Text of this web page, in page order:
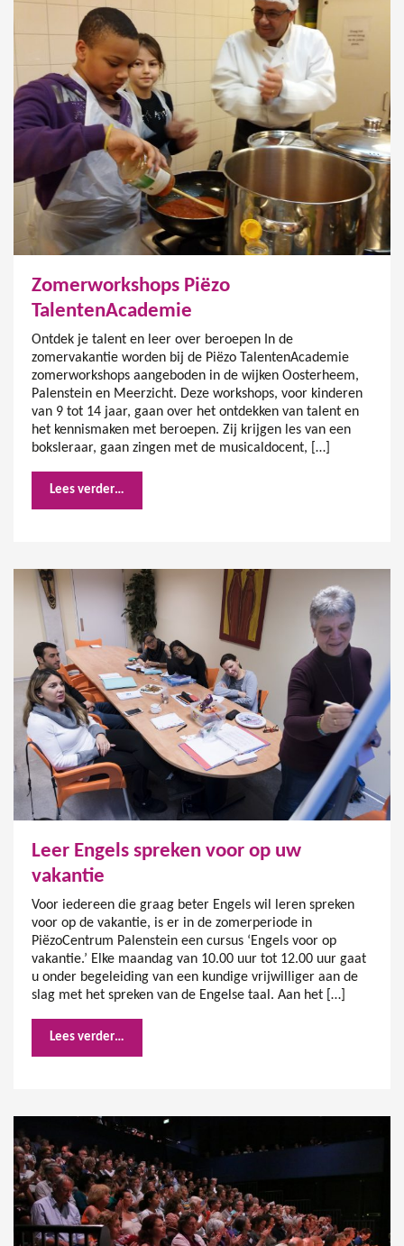
Zomerworkshops Piëzo
TalentenAcademie
Ontdek je talent en leer over beroepen In de
zomervakantie worden bij de Piëzo TalentenAcademie
zomerworkshops aangeboden in de wijken Oosterheem,
Palenstein en Meerzicht. Deze workshops, voor kinderen
van 9 tot 14 jaar, gaan over het ontdekken van talent en
het kennismaken met beroepen. Zij krijgen les van een
boksleraar, gaan zingen met de musicaldocent, […]
Lees verder…
Leer Engels spreken voor op uw
vakantie
Voor iedereen die graag beter Engels wil leren spreken
voor op de vakantie, is er in de zomerperiode in
PiëzoCentrum Palenstein een cursus ‘Engels voor op
vakantie.’ Elke maandag van 10.00 uur tot 12.00 uur gaat
u onder begeleiding van een kundige vrijwilliger aan de
slag met het spreken van de Engelse taal. Aan het […]
Lees verder…